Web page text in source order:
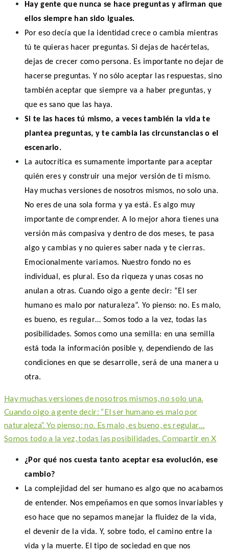
Hay gente que nunca se hace preguntas y afirman que
ellos siempre han sido iguales.
Por eso decía que la identidad crece o cambia mientras
tú te quieras hacer preguntas. Si dejas de hacértelas,
dejas de crecer como persona. Es importante no dejar de
hacerse preguntas. Y no sólo aceptar las respuestas, sino
también aceptar que siempre va a haber preguntas, y
que es sano que las haya.
Si te las haces tú mismo, a veces también la vida te
plantea preguntas, y te cambia las circunstancias o el
escenario.
La autocrítica es sumamente importante para aceptar
quién eres y construir una mejor versión de ti mismo.
Hay muchas versiones de nosotros mismos, no solo una.
No eres de una sola forma y ya está. Es algo muy
importante de comprender. A lo mejor ahora tienes una
versión más compasiva y dentro de dos meses, te pasa
algo y cambias y no quieres saber nada y te cierras.
Emocionalmente variamos. Nuestro fondo no es
individual, es plural. Eso da riqueza y unas cosas no
anulan a otras. Cuando oigo a gente decir: “El ser
humano es malo por naturaleza”. Yo pienso: no. Es malo,
es bueno, es regular… Somos todo a la vez, todas las
posibilidades. Somos como una semilla: en una semilla
está toda la información posible y, dependiendo de las
condiciones en que se desarrolle, será de una manera u
otra.
Hay muchas versiones de nosotros mismos, no solo una.
Cuando oigo a gente decir: “El ser humano es malo por
naturaleza”. Yo pienso: no. Es malo, es bueno, es regular…
Somos todo a la vez, todas las posibilidades. Compartir en X
¿Por qué nos cuesta tanto aceptar esa evolución, ese
cambio?
La complejidad del ser humano es algo que no acabamos
de entender. Nos empeñamos en que somos invariables y
eso hace que no sepamos manejar la fluidez de la vida,
el devenir de la vida. Y, sobre todo, el camino entre la
vida y la muerte. El tipo de sociedad en que nos